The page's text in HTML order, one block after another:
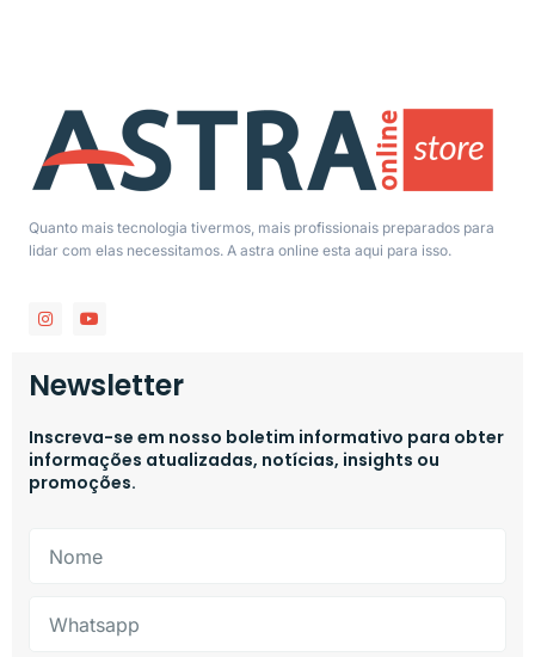
Quanto mais tecnologia tivermos, mais profissionais preparados para
lidar com elas necessitamos. A astra online esta aqui para isso.
Newsletter
Inscreva-se em nosso boletim informativo para obter
informações atualizadas, notícias, insights ou
promoções.